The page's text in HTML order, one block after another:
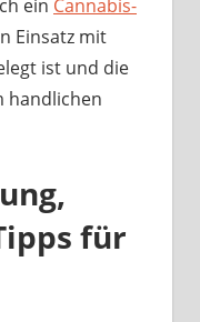
ein Cannabis-
Einsatz mit
ist und die
handlichen
für